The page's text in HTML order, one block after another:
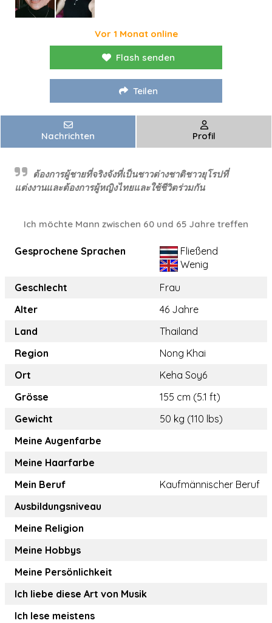
Vor 1 Monat online
Flash senden
Teilen
Nachrichten Profil
ต้องการผู้ชายที่จริงจังที่เป็นชาวต่างชาติชาวยุโรปที่
แต่งงานและต้องการผู้หญิงไทยและใช้ชีวิตร่วมกัน
Ich möchte Mann zwischen 60 und 65 Jahre treffen
Gesprochene Sprachen
Fließend
Wenig
Geschlecht
Frau
Alter
46 Jahre
Land
Thailand
Region
Nong Khai
Ort
Keha Soy6
Grösse
155 cm (5.1 ft)
Gewicht
50 kg (110 lbs)
Meine Augenfarbe
Meine Haarfarbe
Mein Beruf
Kaufmännischer Beruf
Ausbildungsniveau
Meine Religion
Meine Hobbys
Meine Persönlichkeit
Ich liebe diese Art von Musik
Ich lese meistens